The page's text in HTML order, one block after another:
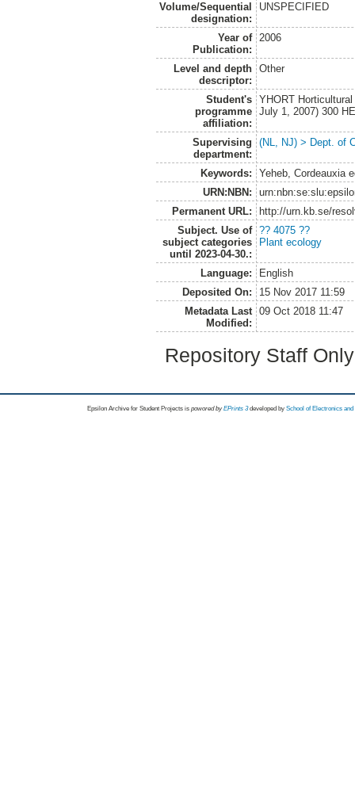
Volume/Sequential
designation:
UNSPECIFIED
Year of
Publication:
2006
Level and depth
descriptor:
Other
Student's
programme
affiliation:
YHORT
July 1, 2007) 300
Supervising
department:
(NL, NJ) > Dept. of
Keywords:
Yeheb, Cordeauxia
URN:NBN:
Permanent URL:
http://urn.kb.se/
Subject. Use of
subject categories
until 2023-04-30.:
?? 4075 ??
Plant ecology
Language:
English
Deposited On:
15 Nov 2017 11:59
Metadata Last
Modified:
09 Oct 2018 11:47
Repository Staff
Epsilon Archive for Student Projects is powored byEPrints 3 developed by School of Electronics